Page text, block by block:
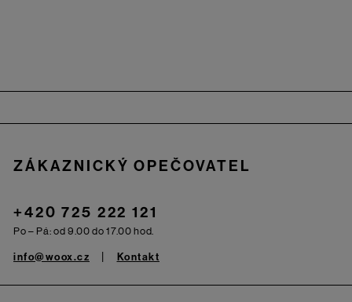
ZÁKAZNICKÝ OPEČOVATEL
+420 725 222 121
Po – Pá: od 9.00 do 17.00 hod.
info@woox.cz Kontakt